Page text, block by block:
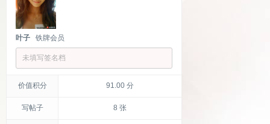
叶子 铁牌会员
未填写签名档
价值积分 91.00 分
写帖子 8 张